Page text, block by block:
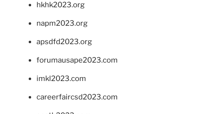
hkhk2023.org
napm2023.org
apsdfd2023.org
forumausape2023.com
imkl2023.com
careerfaircsd2023.com